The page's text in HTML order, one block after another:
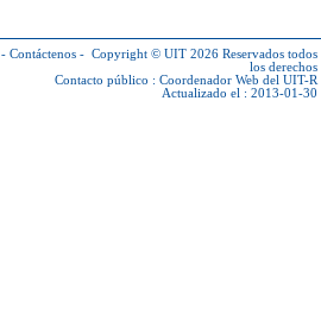
- Contáctenos - Copyright © UIT 2026 Reservados todos
los derechos
Contacto público : Coordenador Web del UIT-R
Actualizado el : 2013-01-30